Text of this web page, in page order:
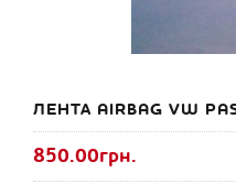
ЛЕНТА AIRBAG VW
850.00грн.